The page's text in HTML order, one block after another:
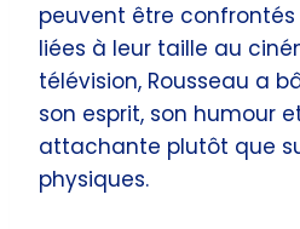
peuvent être
liées à leur taille au
télévision, Rousseau a
son esprit, son humour
attachante plutôt que
physiques.